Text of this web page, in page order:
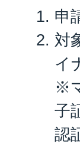
申
対
イ
※
子
認